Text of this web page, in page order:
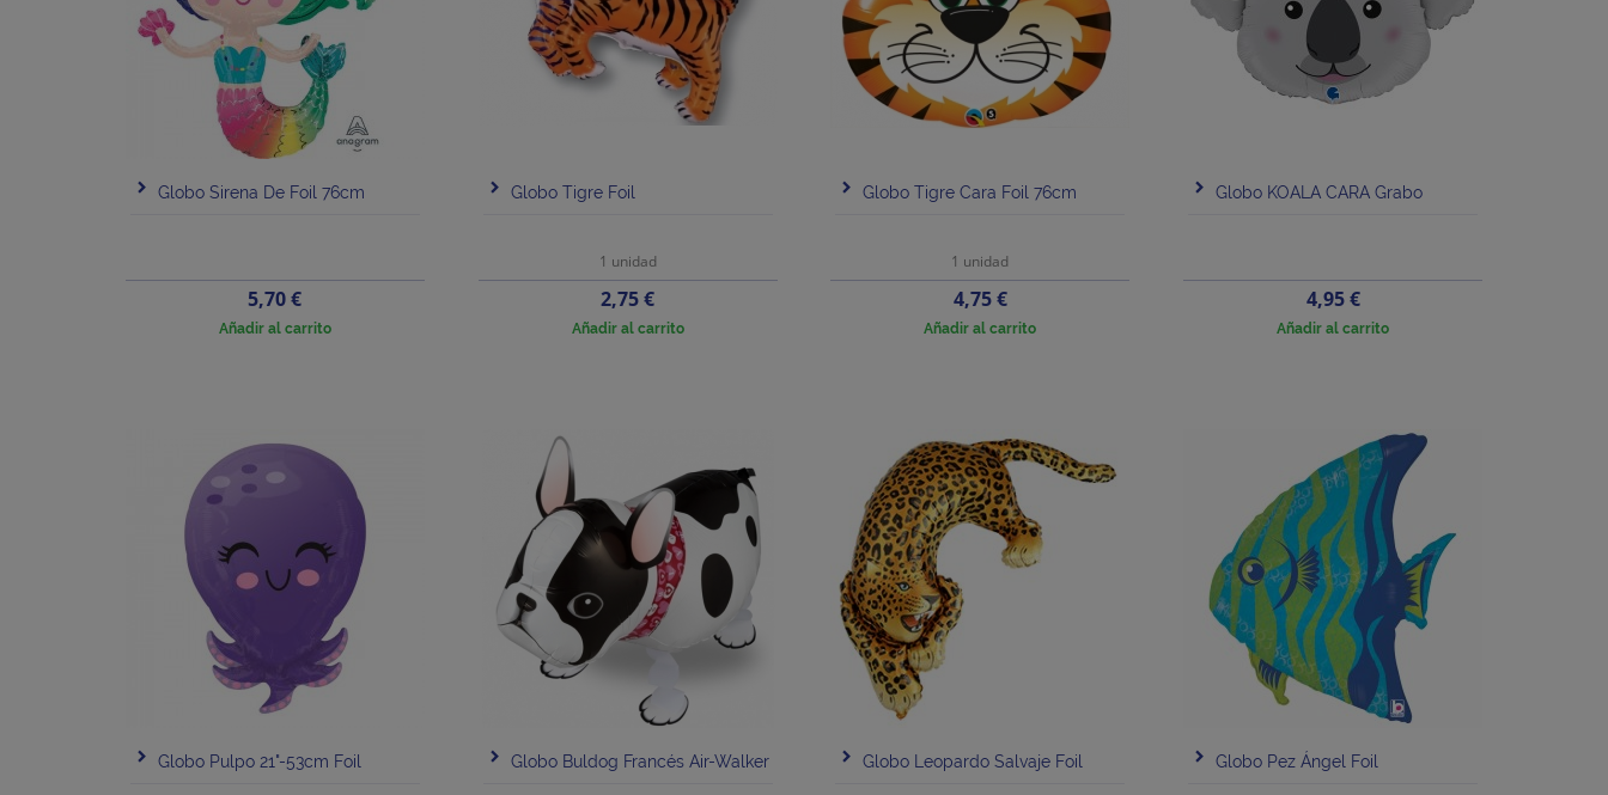
Globo Sirena De Foil 76cm
Precio
5,70 €
Añadir al carrito
Globo Tigre Foil
1 unidad
Precio
2,75 €
Añadir al carrito
Globo Tigre Cara Foil 76cm
1 unidad
Precio
4,75 €
Añadir al carrito
Globo KOALA CARA Grabo
Precio
4,95 €
Añadir al carrito
Globo Pulpo 21"-53cm Foil Globo Buldog Francés Air-Walker Globo Leopardo Salvaje Foil Globo Pez Ángel Foil